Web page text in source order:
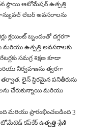
స్థాయి ఆటోమేషన్ ఉత్పత్తి
లేబర్ అవసరాలను
క్లయింట్ బృందంతో దగ్గరగా
మరియు ఉత్పత్తి అవసరాలకు
సమగ్ర శిక్షణ కూడా
నిర్వహణను త్వరగా
లైన్ స్థిరమైన పనితీరును
చేరుకున్నాయి మరియు
కప్‌కేక్ ఉత్పత్తి శ్రేణి